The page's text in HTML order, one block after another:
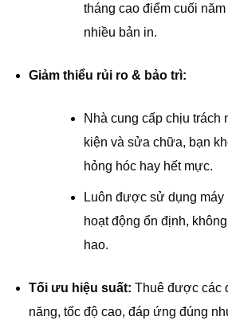
tháng cao điểm cuối
nhiều bản in.
Giảm thiểu rủi ro & bảo trì:
Nhà cung cấp chịu trách
kiện và sửa chữa, bạn
hỏng hóc hay hết mực.
Luôn được sử dụng máy
hoạt động ổn định,
hao.
Tối ưu hiệu suất: Thuê được các
năng, tốc độ cao, đáp ứng đúng